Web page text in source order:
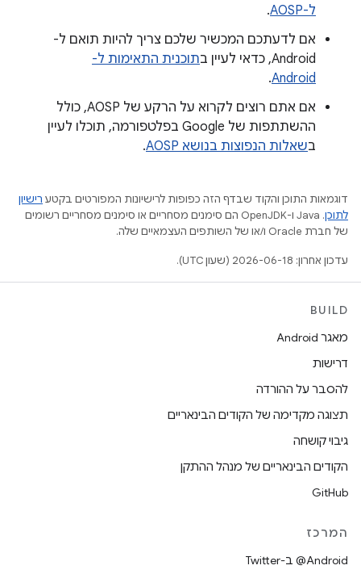
ל-AOSP
.
אם לדעתכם המכשיר שלכם צריך להיות תואם ל-
Android, כדאי לעיין ב
תוכנית התאימות ל-
Android
.
אם אתם רוצים לקרוא על הרקע של AOSP, כולל
ההשתתפות של Google בפלטפורמה, תוכלו לעיין
בשאלות הנפוצות בנושא AOSP .
דוגמאות התוכן והקוד שבדף הזה כפופות לרישיונות המפורטים בקטע רישיון
לתוכן
.‏ Java ו-OpenJDK הם סימנים מסחריים או סימנים מסחריים רשומים
של חברת Oracle ו/או של השותפים העצמאיים שלה.
עדכון אחרון: 2026-06-18 (שעון UTC).
BUILD
מאגר Android
דרישות
להסבר על ההורדה
תצוגה מקדימה של הקודים הבינאריים
גיבוי קושחה
הקודים הבינאריים של מנהל ההתקן
GitHub
המרכז
‎@Android ב-Twitter